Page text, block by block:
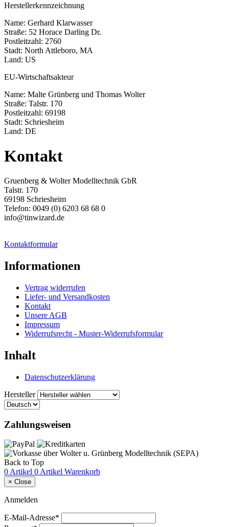
Herstellerkennzeichnung
Name: Gerhard Klarwasser
Straße: 52 Horace Darling Dr.
Postleitzahl: 2760
Stadt: North Attleboro, MA
Land: US
EU-Wirtschaftsakteur
Name: Malte Grünberg und Thomas Wolter
Straße: Talstr. 170
Postleitzahl: 69198
Stadt: Schriesheim
Land: DE
Kontakt
Gruenberg & Wolter Modelltechnik GbR
Talstr. 170
69198 Schriesheim
Telefon: 0049 (0) 6203 68 68 0
info@tinwizard.de
Kontaktformular
Informationen
Vertrag widerrufen
Liefer- und Versandkosten
Kontakt
Unsere AGB
Impressum
Widerrufsrecht - Muster-Widerrufsformular
Inhalt
Datenschutzerklärung
Hersteller
Zahlungsweisen
Back to Top
0 Artikel 0 Artikel Warenkorb
× Close
Anmelden
E-Mail-Adresse*